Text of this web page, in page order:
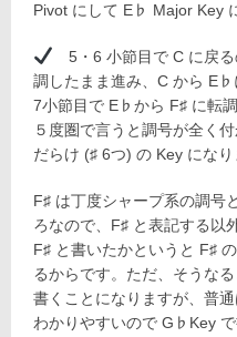
Pivot にして E♭ Major Key
5・6 小節目で C に戻
調したまま進み、C から
7小節目で E♭から F♯ に転
５度圏で言うと調号が全く
だらけ (♯ 6つ) の Key になり
F♯ は丁度シャープ系の調号
ろなので、F♯ と表記する
F♯ と書いたかというと F♯
るからです。ただ、そうな
書くことになりますが、普
わかりやすいので G♭Key